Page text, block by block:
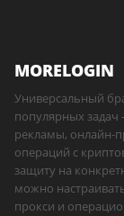
MORELOGIN
Универсальный
популярных задач
рекламы, онлайн-
операций с
защиту на
можно
прокси и